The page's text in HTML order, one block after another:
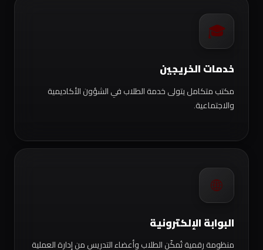
🎓
خدمات الخريجين
مكتب متكامل يتولى خدمة الطلاب في الشؤون الأكاديمية
والاجتماعية.
🌐
البوابة الإلكترونية
منظومة رقمية تُمكّن الطلاب وأعضاء التدريس من إدارة العملية